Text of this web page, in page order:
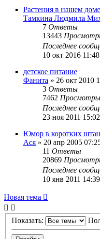
Растения в нашем доме
Тамкина Людмила
7 Ответы
13443
Последнее
10 окт 2016 11:48
детское питание
Фанита » 26 окт 2010
3 Ответы
7462 Просмотры
Последнее
23 ноя 2011 15:02
Юмор в коротких
Ася » 20 апр 2005
11 Ответы
20869
Последнее
10 янв 2011 14:39
Новая тема
Показать: